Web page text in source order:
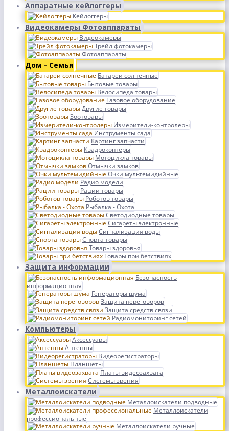
Аппаратные кейлоггеры
Кейлоггеры
Видеокамеры Фотоаппараты
Видеокамеры
Трейл фотокамеры
Фотоаппараты
Дом - Семья
Батареи солнечные
Бытовые товары
Велосипеда товары
Газовое оборудование
Другие товары
Зоотовары
Измерители-контролеры
Инструменты сада
Картинг запчасти
Квадрокоптеры
Мотоцикла товары
Отмычки замков
Очки мультемидийные
Радио модели
Рации товары
Роботов товары
Рыбалка - Охота
Светодиодные товары
Сигареты электронные
Сигнализация воды
Спорта товары
Товары здоровья
Товары при бетствиях
Защита информации
Безопасность
информационная
Генераторы шума
Защита переговоров
Защита средств связи
Радиомониторинг сетей
Компьютеры
Аксессуары
Антенны
Видеорегистраторы
Планшеты
Платы видеозахвата
Системы зрения
Металлоискатели
Металлоискатели подводные
Металлоискатели
профессиональные
Металлоискатели ручные